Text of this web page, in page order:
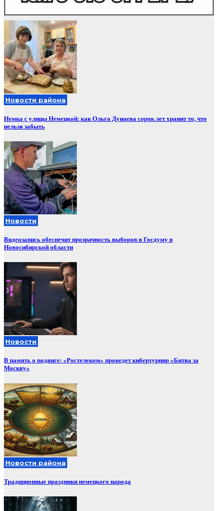
Новости района
Немка с улицы Немецкой: как Ольга Дунаева сорок лет хранит то, что
нельзя забыть
Новости
Видеозапись обеспечит прозрачность выборов в Госдуму в
Новосибирской области
Новости
В память о подвиге: «Ростелеком» проведет кибертурнир «Битва за
Москву»
Новости района
Традиционные праздники немецкого народа